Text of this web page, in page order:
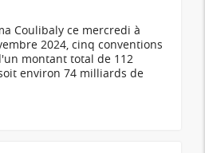
Coulibaly ce mercredi à
2024, cinq conventions
montant total de 112
environ 74 milliards de